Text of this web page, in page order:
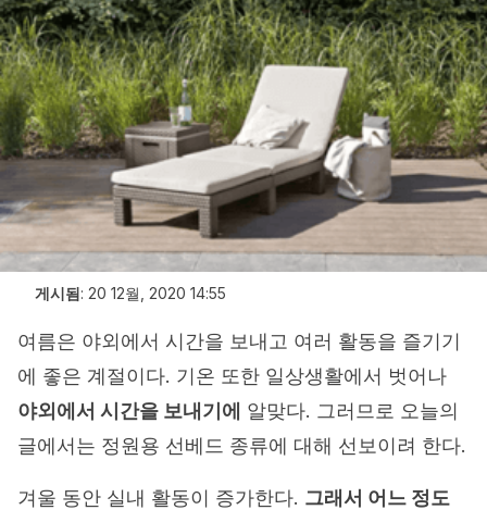
게시됨: 20 12월, 2020 14:55
여름은 야외에서 시간을 보내고 여러 활동을 즐기기
에 좋은 계절이다. 기온 또한 일상생활에서 벗어나
야외에서 시간을 보내기에 알맞다. 그러므로 오늘의
글에서는 정원용 선베드 종류에 대해 선보이려 한다.
겨울 동안 실내 활동이 증가한다. 그래서 어느 정도